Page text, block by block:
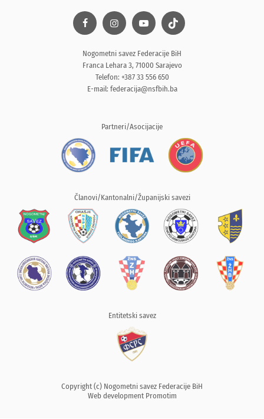
Nogometni savez Federacije BiH
Franca Lehara 3, 71000 Sarajevo
Telefon: +387 33 556 650
E-mail: federacija@nsfbih.ba
Partneri/Asocijacije
Članovi/Kantonalni/Županijski savezi
Entitetski savez
Copyright (c) Nogometni savez Federacije BiH
Web development Promotim